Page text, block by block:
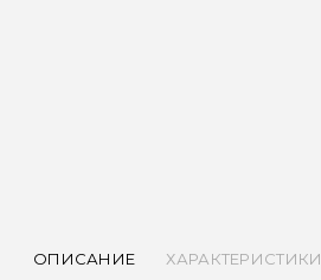
ОПИСАНИЕ ХАРАКТЕРИСТИКИ